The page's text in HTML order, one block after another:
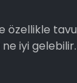
iyi gelebilir.